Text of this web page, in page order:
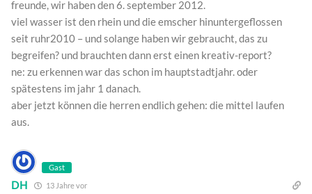
freunde, wir haben den 6. september 2012.
viel wasser ist den rhein und die emscher hinuntergeflossen
seit ruhr2010 – und solange haben wir gebraucht, das zu
begreifen? und brauchten dann erst einen kreativ-report?
ne: zu erkennen war das schon im hauptstadtjahr. oder
spätestens im jahr 1 danach.
aber jetzt können die herren endlich gehen: die mittel laufen
aus.
Gast
DH 13 Jahre vor